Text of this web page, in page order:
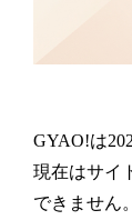
GYAO!は
現在はサイ
できません